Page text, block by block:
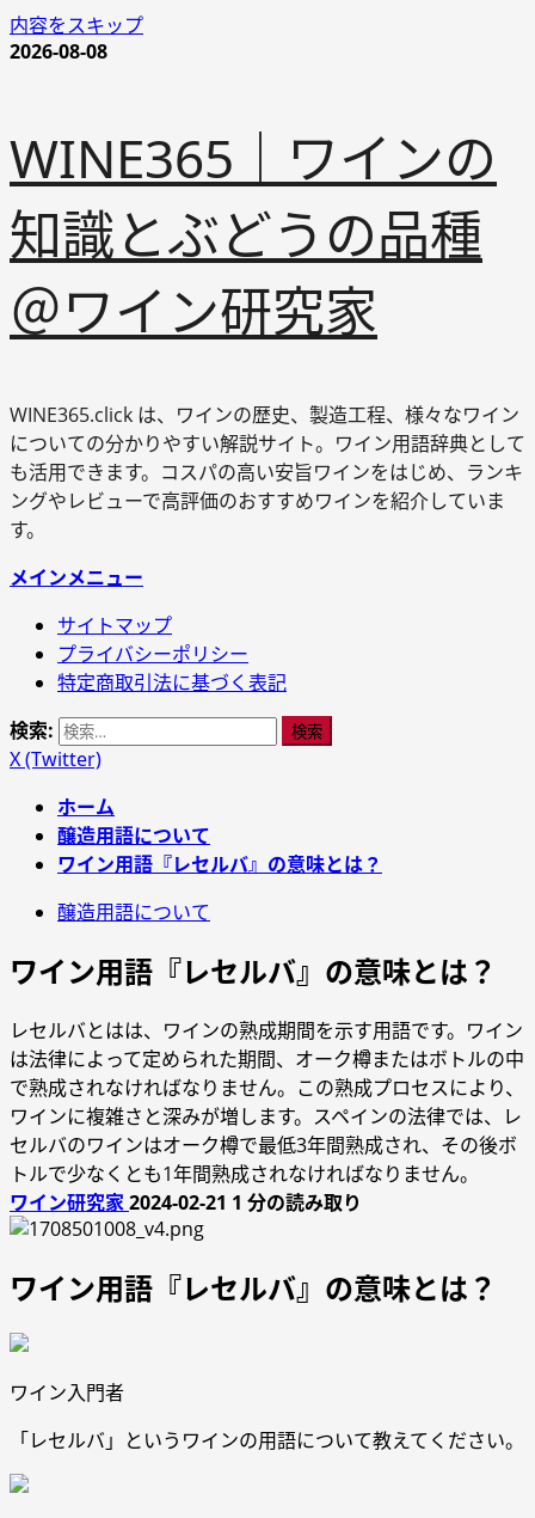
内容をスキップ
2026-08-08
WINE365｜ワインの
知識とぶどうの品種
＠ワイン研究家
WINE365.click は、ワインの歴史、製造工程、様々なワイン
についての分かりやすい解説サイト。ワイン用語辞典として
も活用できます。コスパの高い安旨ワインをはじめ、ランキ
ングやレビューで高評価のおすすめワインを紹介していま
す。
メインメニュー
サイトマップ
プライバシーポリシー
特定商取引法に基づく表記
検索:
X (Twitter)
ホーム
醸造用語について
ワイン用語『レセルバ』の意味とは？
醸造用語について
ワイン用語『レセルバ』の意味とは？
レセルバとはは、ワインの熟成期間を示す用語です。ワイン
は法律によって定められた期間、オーク樽またはボトルの中
で熟成されなければなりません。この熟成プロセスにより、
ワインに複雑さと深みが増します。スペインの法律では、レ
セルバのワインはオーク樽で最低3年間熟成され、その後ボ
トルで少なくとも1年間熟成されなければなりません。
ワイン研究家2024-02-21 1 分の読み取り
ワイン用語『レセルバ』の意味とは？
ワイン入門者
「レセルバ」というワインの用語について教えてください。